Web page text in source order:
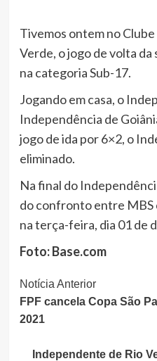
Tivemos ontem no
Verde, o jogo de volta da
na categoria Sub-17.
Jogando em casa, o
Independência de
jogo de ida por 6×2, o
eliminado.
Na final do
do confronto entre MBS
na terça-feira, dia 01 de
Foto: Base.com
Continue
Lendo
Notícia Anterior
FPF cancela Copa São
2021
Independente de Rio